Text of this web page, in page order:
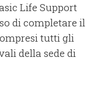
Life Support
di completare il
tutti gli
della sede di